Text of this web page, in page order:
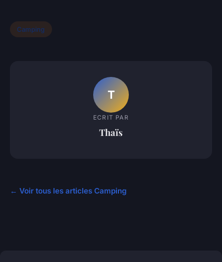
Camping
T
ECRIT PAR
Thaïs
← Voir tous les articles Camping